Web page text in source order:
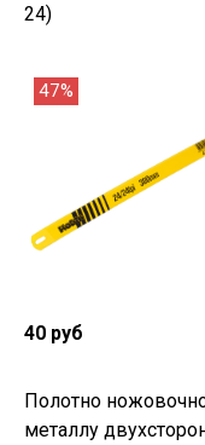
24)
47%
40 руб
Полотно
металлу